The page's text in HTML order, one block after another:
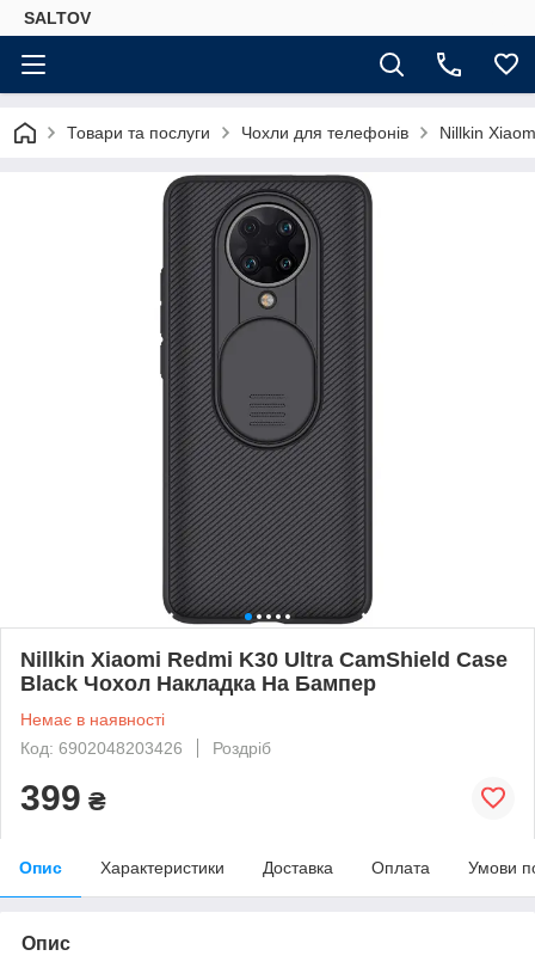
SALTOV
Товари та послуги Чохли для телефонів Nillkin
Nillkin Xiaomi Redmi K30 Ultra CamShield Case
Black Чохол Накладка На Бампер
Немає в наявності
Код: 6902048203426
Роздріб
399 ₴
Опис Характеристики Доставка Оплата Умови
Опис